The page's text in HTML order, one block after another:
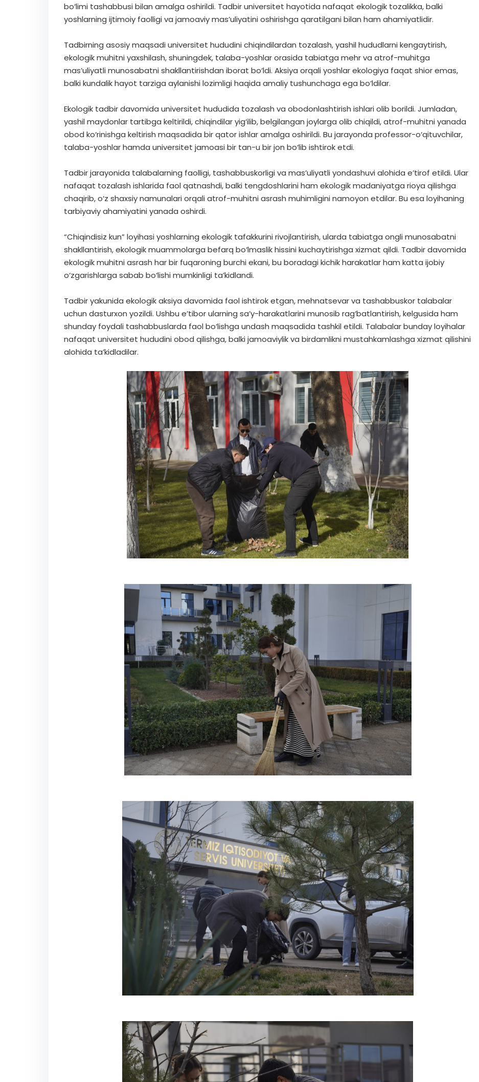
bo‘limi tashabbusi bilan amalga oshirildi. Tadbir universitet hayotida nafaqat ekologik tozalikka, balki
yoshlarning ijtimoiy faolligi va jamoaviy mas’uliyatini oshirishga qaratilgani bilan ham ahamiyatlidir.
Tadbirning asosiy maqsadi universitet hududini chiqindilardan tozalash, yashil hududlarni kengaytirish,
ekologik muhitni yaxshilash, shuningdek, talaba-yoshlar orasida tabiatga mehr va atrof-muhitga
mas’uliyatli munosabatni shakllantirishdan iborat bo‘ldi. Aksiya orqali yoshlar ekologiya faqat shior emas,
balki kundalik hayot tarziga aylanishi lozimligi haqida amaliy tushunchaga ega bo‘ldilar.
Ekologik tadbir davomida universitet hududida tozalash va obodonlashtirish ishlari olib borildi. Jumladan,
yashil maydonlar tartibga keltirildi, chiqindilar yig‘ilib, belgilangan joylarga olib chiqildi, atrof-muhitni yanada
obod ko‘rinishga keltirish maqsadida bir qator ishlar amalga oshirildi. Bu jarayonda professor-o‘qituvchilar,
talaba-yoshlar hamda universitet jamoasi bir tan-u bir jon bo‘lib ishtirok etdi.
Tadbir jarayonida talabalarning faolligi, tashabbuskorligi va mas’uliyatli yondashuvi alohida e’tirof etildi. Ular
nafaqat tozalash ishlarida faol qatnashdi, balki tengdoshlarini ham ekologik madaniyatga rioya qilishga
chaqirib, o‘z shaxsiy namunalari orqali atrof-muhitni asrash muhimligini namoyon etdilar. Bu esa loyihaning
tarbiyaviy ahamiyatini yanada oshirdi.
“Chiqindisiz kun” loyihasi yoshlarning ekologik tafakkurini rivojlantirish, ularda tabiatga ongli munosabatni
shakllantirish, ekologik muammolarga befarq bo‘lmaslik hissini kuchaytirishga xizmat qildi. Tadbir davomida
ekologik muhitni asrash har bir fuqaroning burchi ekani, bu boradagi kichik harakatlar ham katta ijobiy
o‘zgarishlarga sabab bo‘lishi mumkinligi ta’kidlandi.
Tadbir yakunida ekologik aksiya davomida faol ishtirok etgan, mehnatsevar va tashabbuskor talabalar
uchun dasturxon yozildi. Ushbu e’tibor ularning sa’y-harakatlarini munosib rag‘batlantirish, kelgusida ham
shunday foydali tashabbuslarda faol bo‘lishga undash maqsadida tashkil etildi. Talabalar bunday loyihalar
nafaqat universitet hududini obod qilishga, balki jamoaviylik va birdamlikni mustahkamlashga xizmat qilishini
alohida ta’kidladilar.